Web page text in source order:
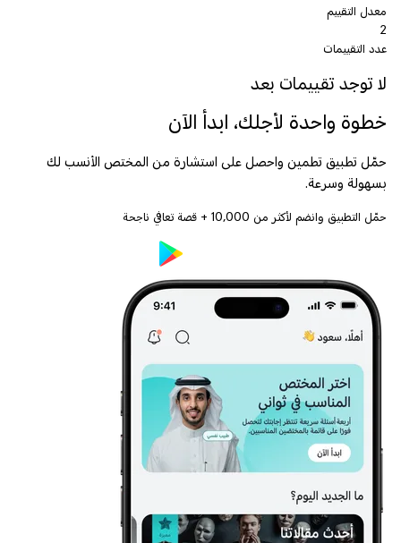
معدل التقييم
2
عدد التقييمات
لا توجد تقييمات بعد
خطوة واحدة لأجلك، ابدأ الآن
حمّل تطبيق تطمين واحصل على استشارة من المختص الأنسب لك
بسهولة وسرعة.
حمّل التطبيق وانضم لأكثر من 10,000 + قصة تعافي ناجحة